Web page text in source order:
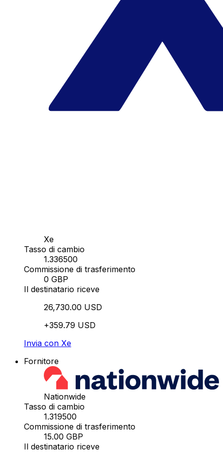
Xe
Tasso di cambio
1.336500
Commissione di trasferimento
0 GBP
Il destinatario riceve
26,730.00 USD
+359.79 USD
Invia con Xe
Fornitore
Nationwide
Tasso di cambio
1.319500
Commissione di trasferimento
15.00 GBP
Il destinatario riceve